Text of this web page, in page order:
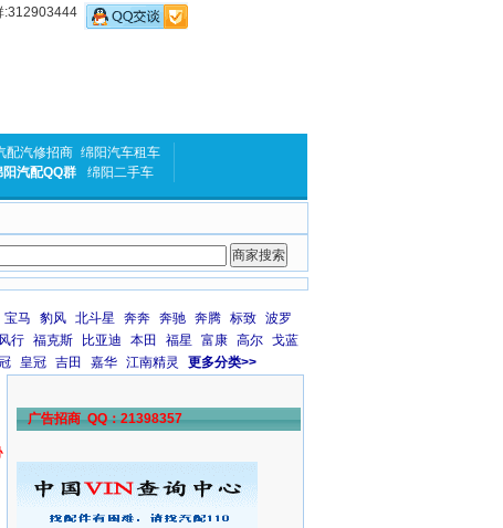
:312903444
配汽修招商 绵阳汽车租车
阳汽配QQ群 绵阳二手车
宝马 豹风 北斗星 奔奔 奔驰 奔腾 标致 波罗
风行 福克斯 比亚迪 本田 福星 富康 高尔 戈蓝
皇冠 吉田 嘉华 江南精灵 更多分类>>
广告招商 QQ：21398357